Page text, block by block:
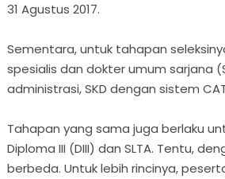
31 Agustus 2017.
Sementara, untuk tahapan
spesialis dan dokter umum sarjana
administrasi, SKD dengan sistem
Tahapan yang sama juga berlaku
Diploma III (DIII) dan SLTA. Tentu,
berbeda. Untuk lebih rincinya,